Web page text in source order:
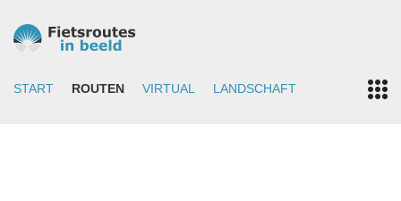
START ROUTEN VIRTUAL LANDSCHAFT